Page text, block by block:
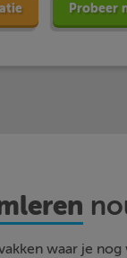
Probeer
waar je